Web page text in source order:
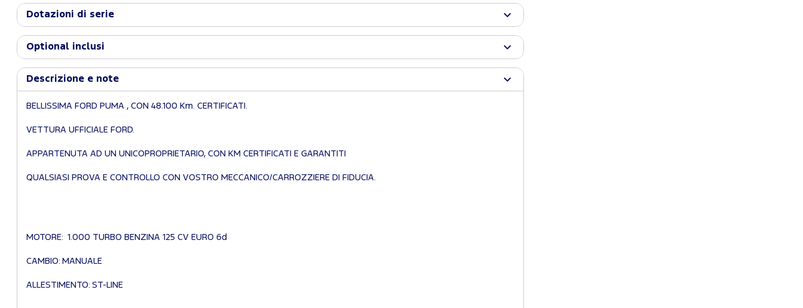
Dotazioni di serie
Optional inclusi
Descrizione e note
BELLISSIMA FORD PUMA , CON 48.100 Km. CERTIFICATI.
VETTURA UFFICIALE FORD.
APPARTENUTA AD UN UNICOPROPRIETARIO, CON KM CERTIFICATI E GARANTITI
QUALSIASI PROVA E CONTROLLO CON VOSTRO MECCANICO/CARROZZIERE DI FIDUCIA.
MOTORE: 1.000 TURBO BENZINA 125 CV EURO 6d
CAMBIO: MANUALE
ALLESTIMENTO: ST-LINE